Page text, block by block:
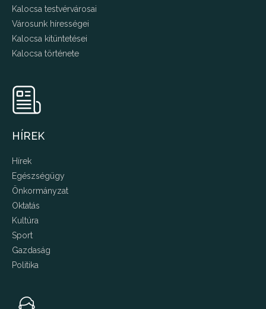
Kalocsa testvérvárosai
Városunk hírességei
Kalocsa kitüntetései
Kalocsa története
HÍREK
Hírek
Egészségügy
Önkormányzat
Oktatás
Kultúra
Sport
Gazdaság
Politika